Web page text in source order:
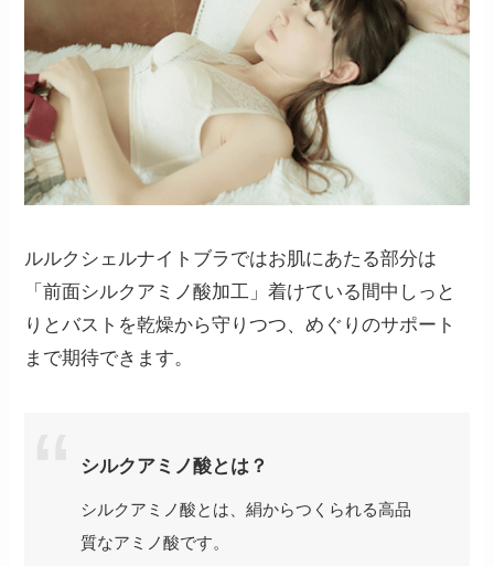
ルルクシェルナイトブラではお肌にあたる部分は
「前面シルクアミノ酸加工」着けている間中しっと
りとバストを乾燥から守りつつ、めぐりのサポート
まで期待できます。
シルクアミノ酸とは？
シルクアミノ酸とは、絹からつくられる高品
質なアミノ酸です。